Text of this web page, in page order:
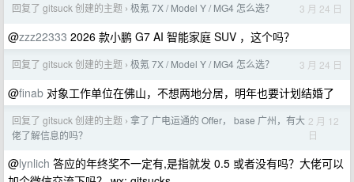
回复了 gitsuck 创建的主题 › 极氪 7X / Model Y / MG4 怎么选？ 3 月 24 日
@zzz22333 2026 款小鹏 G7 AI 智能家庭 SUV ，这个吗？
回复了 gitsuck 创建的主题 › 极氪 7X / Model Y / MG4 怎么选？ 3 月 24 日
@finab 对象工作单位在佛山，不想两地分居，明年也要计划结婚了
回复了 gitsuck 创建的主题 › 拿了 广电运通的 Offer， base 广州，有大
佬了解信息的吗？
2 月 12
日
@lynlich 答应的年终奖不一定有,是指就发 0.5 或者没有吗？大佬可以